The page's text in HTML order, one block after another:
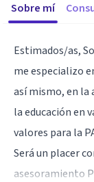
Sobre mí
Estimados/as,
me especializo
así mismo, en
la educación en
valores para la
Será un placer
asesoramiento